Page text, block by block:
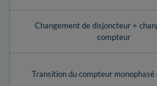
Changement de disjoncteur +
compteur
Transition du compteur